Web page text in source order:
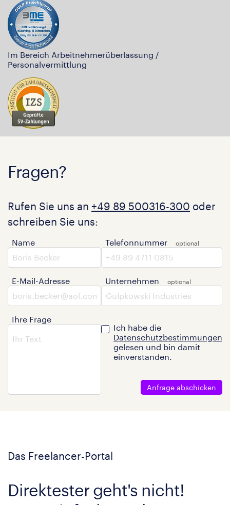
Im Bereich Arbeitnehmerüberlassung /
Personalvermittlung
Fragen?
Rufen Sie uns an +49 89 500316-300 oder
schreiben Sie uns:
Name
E-Mail-Adresse
Ihre Frage
Telefonnummer
Unternehmen
Ich habe die
Datenschutzbestimmungen
gelesen und bin damit
einverstanden.
Anfrage abschicken
Das Freelancer-Portal
Direktester geht's nicht!